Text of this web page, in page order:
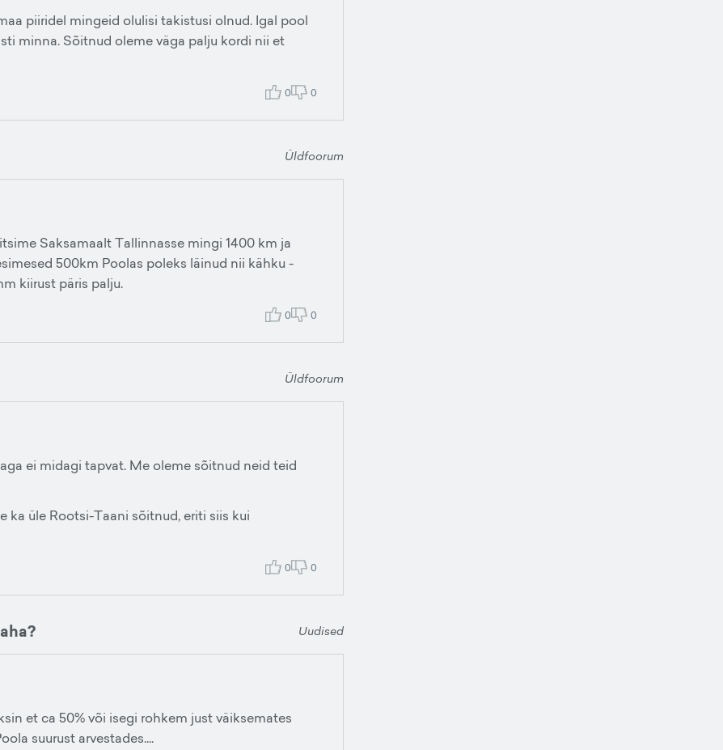
piiridel mingeid olulisi takistusi olnud. Igal pool
minna. Sõitnud oleme väga palju kordi nii et
0 0
Üldfoorum
Saksamaalt Tallinnasse mingi 1400 km ja
500km Poolas poleks läinud nii kähku -
kiirust päris palju.
0 0
Üldfoorum
ei midagi tapvat. Me oleme sõitnud neid teid
ka üle Rootsi-Taani sõitnud, eriti siis kui
0 0
Uudised
et ca 50% või isegi rohkem just väiksemates
suurust arvestades....